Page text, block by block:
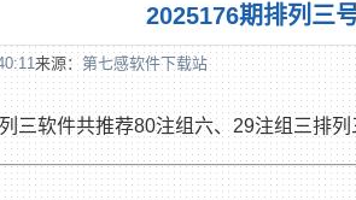
2025176期排列三
来源： 第七感软件下载站
三软件共推荐80注组六、29注组三排